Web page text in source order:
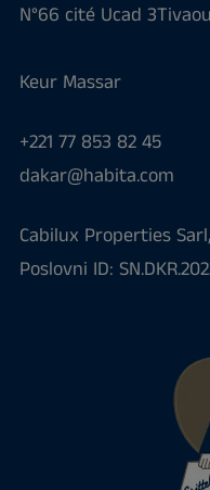
N°66 cité Ucad
Keur Massar
+221 77 853 82 45
dakar@habita.com
Cabilux Properties
Poslovni ID: